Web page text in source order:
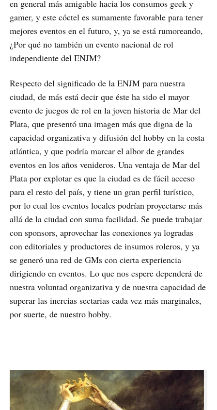
en general más amigable hacia los consumos geek y
gamer, y este cóctel es sumamente favorable para tener
mejores eventos en el futuro, y, ya se está rumoreando,
¿Por qué no también un evento nacional de rol
independiente del ENJM?
Respecto del significado de la ENJM para nuestra
ciudad, de más está decir que éste ha sido el mayor
evento de juegos de rol en la joven historia de Mar del
Plata, que presentó una imagen más que digna de la
capacidad organizativa y difusión del hobby en la costa
atlántica, y que podría marcar el albor de grandes
eventos en los años venideros. Una ventaja de Mar del
Plata por explotar es que la ciudad es de fácil acceso
para el resto del país, y tiene un gran perfil turístico,
por lo cual los eventos locales podrían proyectarse más
allá de la ciudad con suma facilidad. Se puede trabajar
con sponsors, aprovechar las conexiones ya logradas
con editoriales y productores de insumos roleros, y ya
se generó una red de GMs con cierta experiencia
dirigiendo en eventos. Lo que nos espere dependerá de
nuestra voluntad organizativa y de nuestra capacidad de
superar las inercias sectarias cada vez más marginales,
por suerte, de nuestro hobby.